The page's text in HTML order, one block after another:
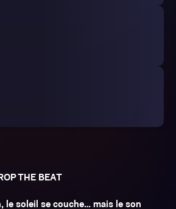
THE BEAT
le soleil se couche… mais le son